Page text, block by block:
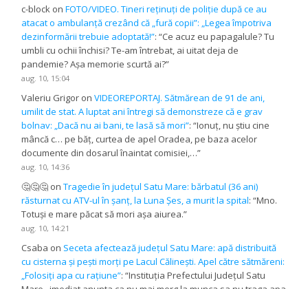
c-block onFOTO/VIDEO. Tineri reținuți de poliție după ce au
atacat o ambulanță crezând că „fură copii”: „Legea împotriva
dezinformării trebuie adoptată!”: “Ce acuz eu papagalule? Tu
umbli cu ochii închisi? Te-am întrebat, ai uitat deja de
pandemie? Așa memorie scurtă ai?”
aug. 10, 15:04
Valeriu Grigor onVIDEOREPORTAJ. Sătmărean de 91 de ani,
umilit de stat. A luptat ani întregi să demonstreze că e grav
bolnav: „Dacă nu ai bani, te lasă să mori”: “Ionuț, nu știu cine
mâncă c… pe băț, curtea de apel Oradea, pe baza acelor
documente din dosarul înaintat comisiei,…”
aug. 10, 14:36
🤔🤔🤔 onTragedie în județul Satu Mare: bărbatul (36 ani)
răsturnat cu ATV-ul în șanț, la Luna Șes, a murit la spital: “Mno.
Totuși e mare păcat să mori așa aiurea.”
aug. 10, 14:21
Csaba on Seceta afectează județul Satu Mare: apă distribuită
cu cisterna și pești morți pe Lacul Călinești. Apel către sătmăreni:
„Folosiți apa cu rațiune”: “Instituția Prefectului Județul Satu